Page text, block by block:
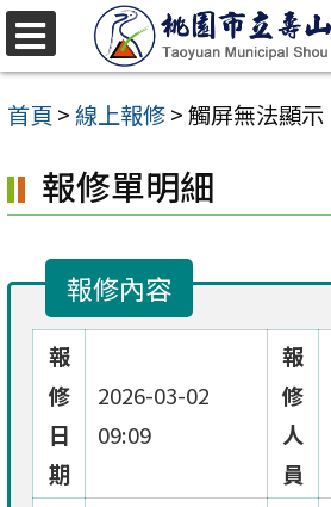
跳
至
主
內
容
首頁 >線上報修>觸屏無法顯示
報修單明細
報修內容
報
修
日
期
2026-03-02
09:09
報
修
人
員
選
單